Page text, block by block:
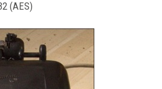
(AES)